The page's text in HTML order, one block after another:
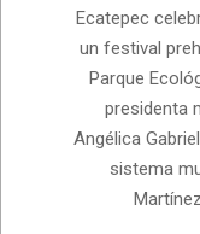
Ecatepec
un festival
Parque
presidenta
Angélica
sistema